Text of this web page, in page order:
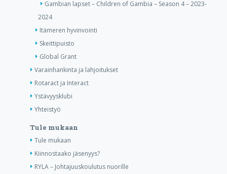
Gambian lapset – Children of Gambia – Season 4 – 2023-
2024
Itämeren hyvinvointi
Skeittipuisto
Global Grant
Varainhankinta ja lahjoitukset
Rotaract ja Interact
Ystävyysklubi
Yhteistyö
Tule mukaan
Tule mukaan
Kiinnostaako jäsenyys?
RYLA – Johtajuuskoulutus nuorille